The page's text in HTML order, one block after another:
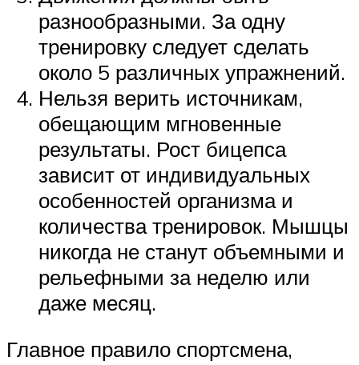
разнообразными. За одну
тренировку следует сделать
около 5 различных упражнений.
Нельзя верить источникам,
обещающим мгновенные
результаты. Рост бицепса
зависит от индивидуальных
особенностей организма и
количества тренировок. Мышцы
никогда не станут объемными и
рельефными за неделю или
даже месяц.
Главное правило спортсмена,